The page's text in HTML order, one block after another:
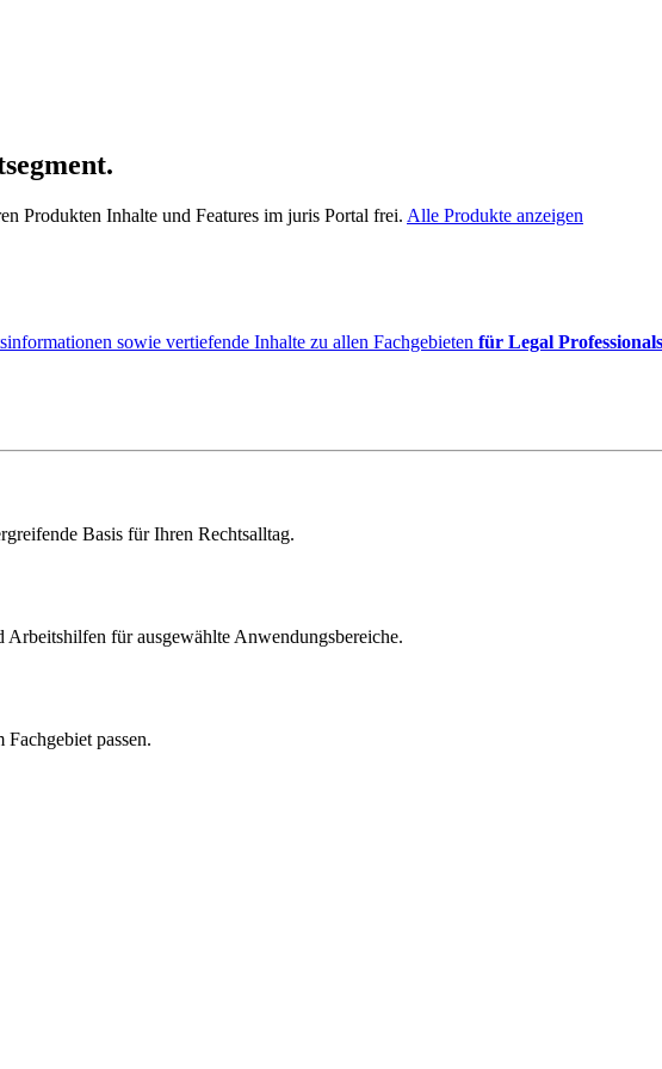
Produkten Inhalte und Features im juris Portal frei. Alle Produkte anzeigen
sowie vertiefende Inhalte zu allen Fachgebieten für Legal Professionals
Basis für Ihren Rechtsalltag.
für ausgewählte Anwendungsbereiche.
passen.